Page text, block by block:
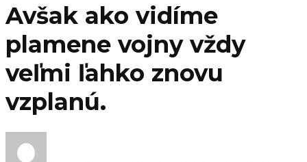
Avšak ako vidíme
plamene vojny vždy
veľmi ľahko znovu
vzplanú.